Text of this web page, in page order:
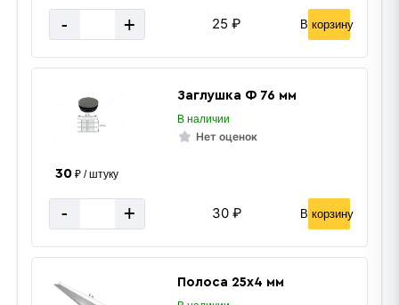
- + 25 ₽ В корзину
Заглушка Ф 76 мм
В наличии
Нет оценок
30 ₽ / штуку
- + 30 ₽ В корзину
Полоса 25х4 мм
«Быстрый заказ»